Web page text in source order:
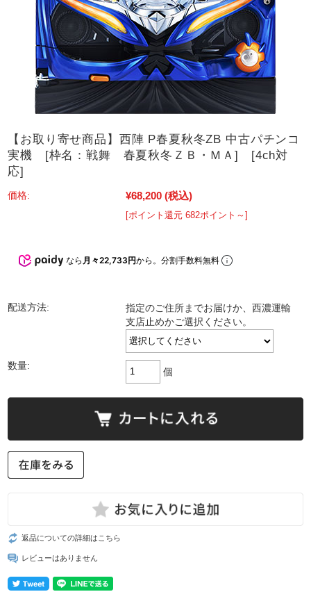
【お取り寄せ商品】西陣 P春夏秋冬ZB 中古パチンコ
実機 [枠名：戦舞 春夏秋冬ＺＢ・ＭＡ] [4ch対
応]
価格: ¥68,200 (税込)
[ポイント還元 682ポイント～]
なら 月々22,733円から。分割手数料無料
配送方法:
指定のご住所までお届けか、西濃運輸
支店止めかご選択ください。
数量:
個
返品についての詳細はこちら
レビューはありません